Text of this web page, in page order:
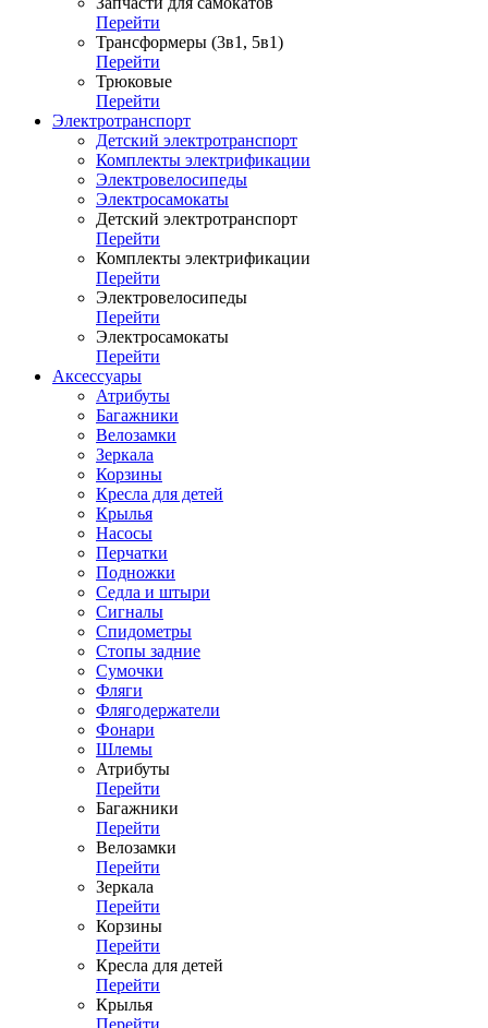
Перейти
Трансформеры (3в1, 5в1)
Перейти
Трюковые
Перейти
Электротранспорт
Детский электротранспорт
Комплекты электрификации
Электровелосипеды
Электросамокаты
Детский электротранспорт
Перейти
Комплекты электрификации
Перейти
Электровелосипеды
Перейти
Электросамокаты
Перейти
Аксессуары
Атрибуты
Багажники
Велозамки
Зеркала
Корзины
Кресла для детей
Крылья
Насосы
Перчатки
Подножки
Седла и штыри
Сигналы
Спидометры
Стопы задние
Сумочки
Фляги
Флягодержатели
Фонари
Шлемы
Атрибуты
Перейти
Багажники
Перейти
Велозамки
Перейти
Зеркала
Перейти
Корзины
Перейти
Кресла для детей
Перейти
Крылья
Перейти